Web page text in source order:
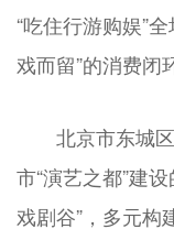
“吃住行游购娱”
戏而留”的消费闭
北京市东城
市“演艺之都”建
戏剧谷”，多元构